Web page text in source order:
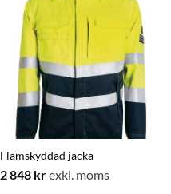
Flamskyddad jacka
2 848 krexkl. moms